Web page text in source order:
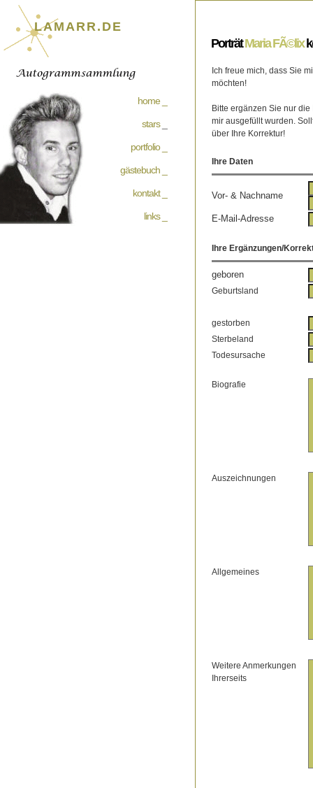
LAMARR.DE
home _
stars_
portfolio _
gästebuch _
kontakt _
links _
PorträtMaria FÃ©lix
Ich freue mich, dass Sie
möchten!
Bitte ergänzen Sie nur
mir ausgefüllt wurden.
über Ihre Korrektur!
Ihre Daten
Vor- & Nachname
E-Mail-Adresse
Ihre Ergänzungen/
geboren
Geburtsland
gestorben
Sterbeland
Todesursache
Biografie
Auszeichnungen
Allgemeines
Weitere Anmerkungen
Ihrerseits